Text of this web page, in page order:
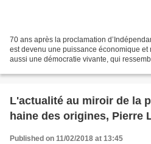
70 ans après la proclamation
est devenu une puissance économique
aussi une démocratie vivante, qui
L'actualité au miroir de la
haine des origines, Pierre
Published on 11/02/2018 at 13:45